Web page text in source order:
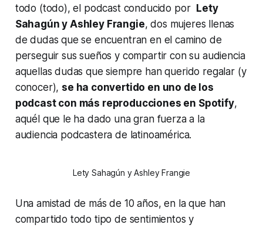
todo (todo), el podcast conducido por Lety
Sahagún y Ashley Frangie, dos mujeres llenas
de dudas que se encuentran en el camino de
perseguir sus sueños y compartir con su audiencia
aquellas dudas que siempre han querido regalar (y
conocer), se ha convertido en uno de los
podcast con más reproducciones en Spotify,
aquél que le ha dado una gran fuerza a la
audiencia podcastera de latinoamérica.
Lety Sahagún y Ashley Frangie
Una amistad de más de 10 años, en la que han
compartido todo tipo de sentimientos y